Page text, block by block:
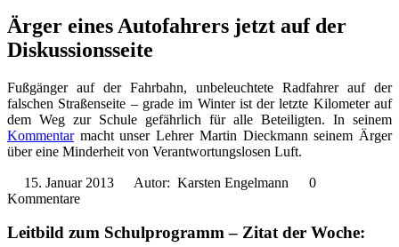
Ärger eines Autofahrers jetzt auf der
Diskussionsseite
Fußgänger auf der Fahrbahn, unbeleuchtete Radfahrer auf der
falschen Straßenseite – grade im Winter ist der letzte Kilometer auf
dem Weg zur Schule gefährlich für alle Beteiligten. In seinem
Kommentarmacht unser Lehrer Martin Dieckmann seinem Ärger
über eine Minderheit von Verantwortungslosen Luft.
15. Januar 2013 Autor: Karsten Engelmann
0
Kommentare
Leitbild zum Schulprogramm – Zitat der Woche: